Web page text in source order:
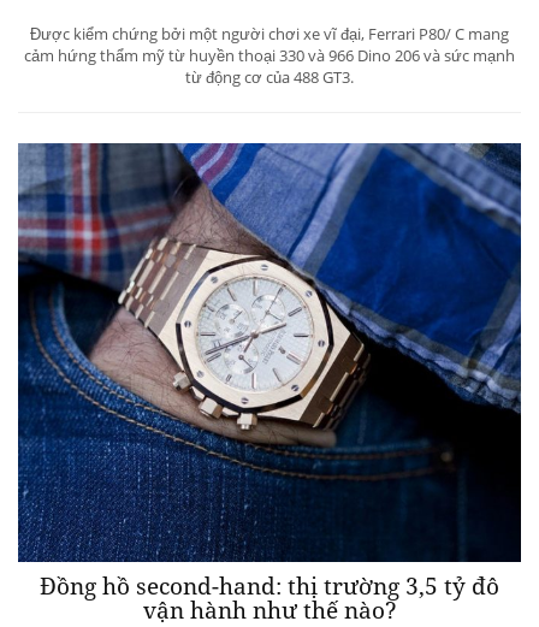
Được kiểm chứng bởi một người chơi xe vĩ đại, Ferrari P80/ C mang
cảm hứng thẩm mỹ từ huyền thoại 330 và 966 Dino 206 và sức mạnh
từ động cơ của 488 GT3.
Đồng hồ second-hand: thị trường 3,5 tỷ đô
vận hành như thế nào?